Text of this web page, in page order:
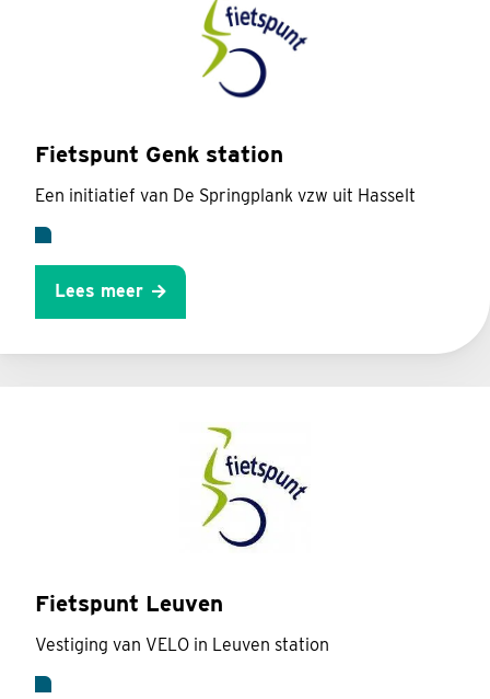
Fietspunt Genk station
Een initiatief van De Springplank vzw uit Hasselt
Lees meer
Fietspunt Leuven
Vestiging van VELO in Leuven station